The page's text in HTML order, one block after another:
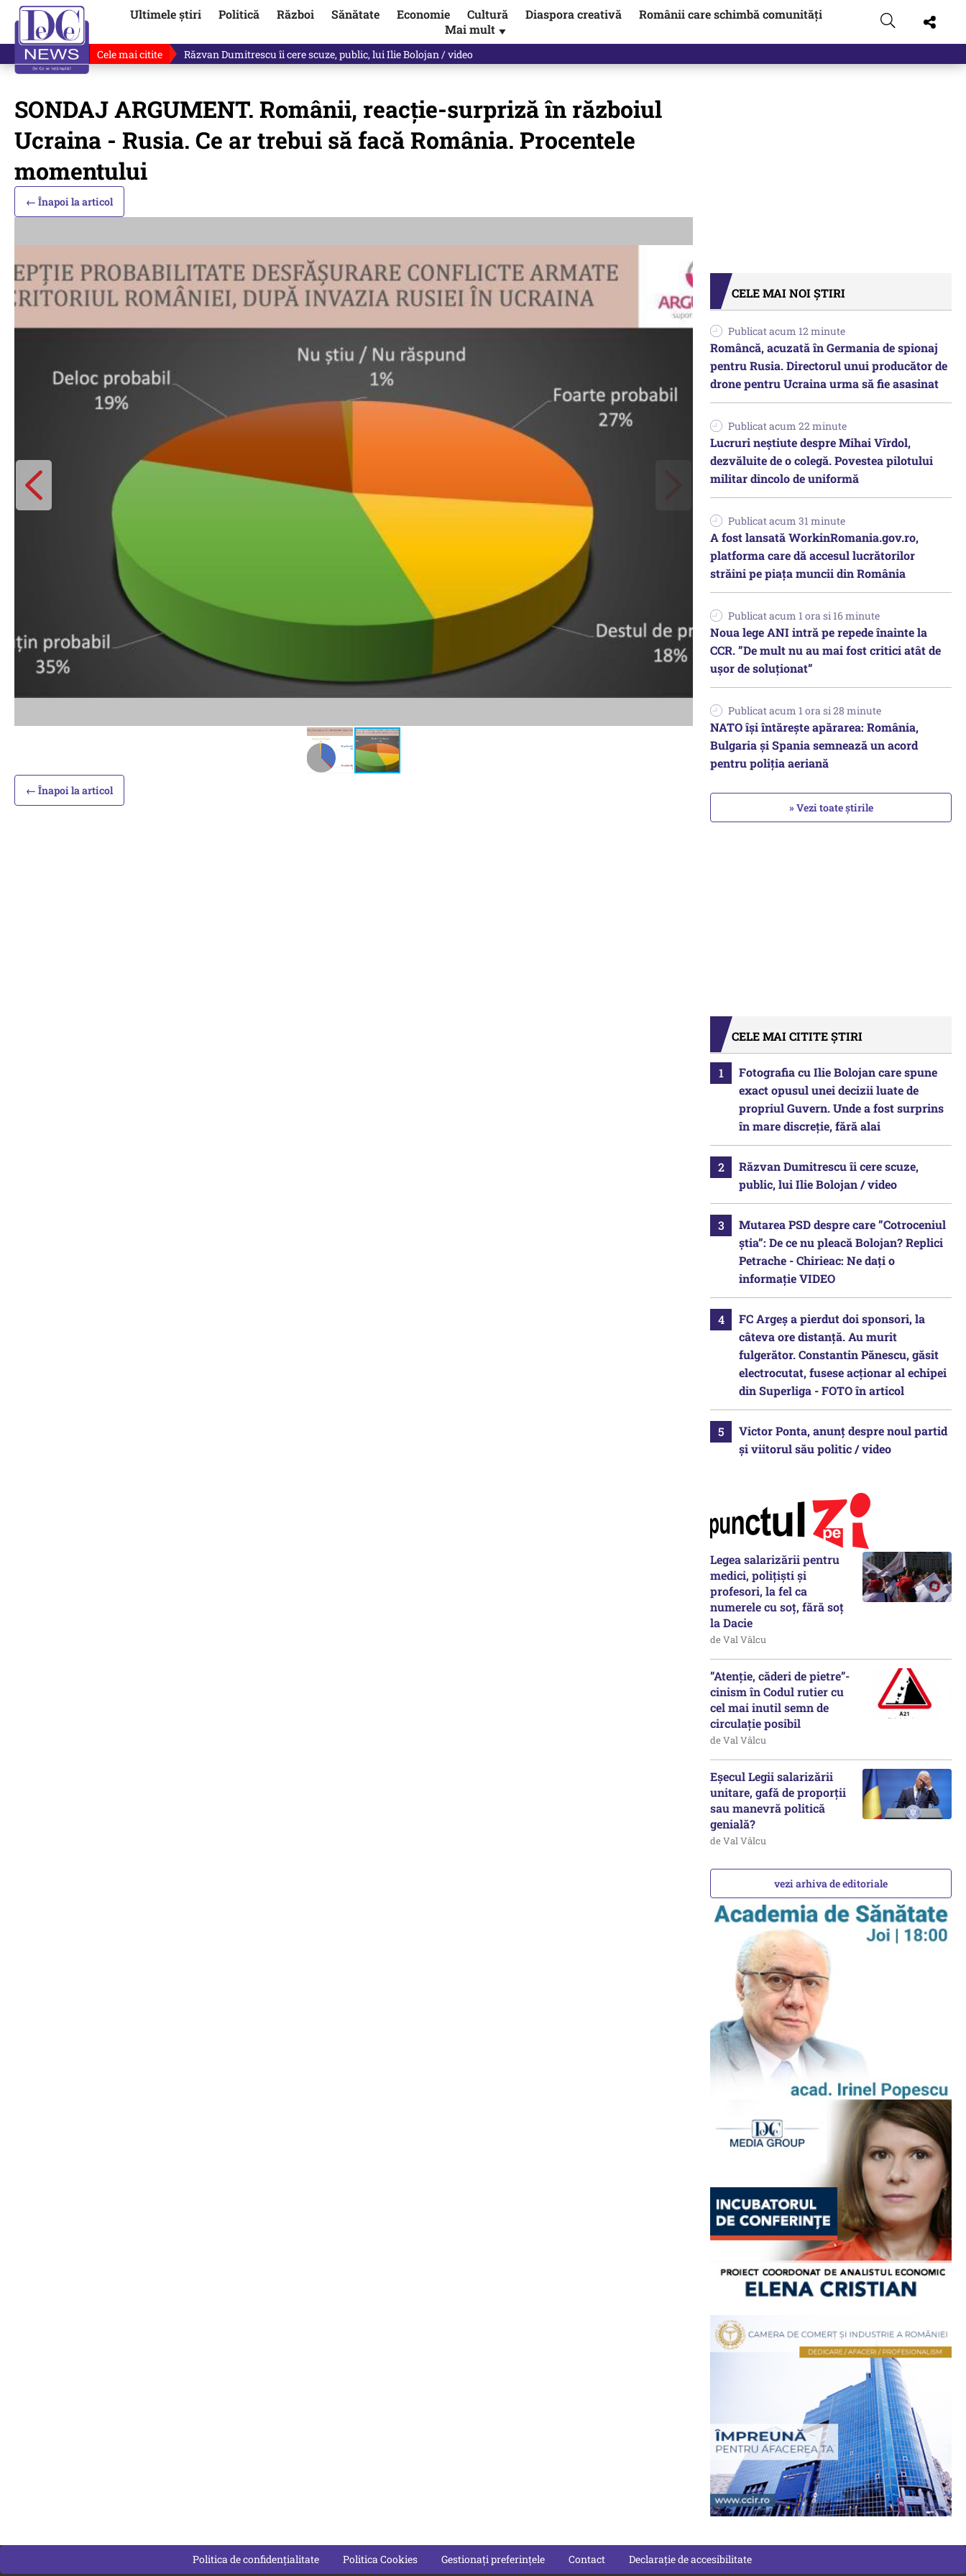
Ultimele știri Politică Război Sănătate Economie Cultură Diaspora creativă
Românii care schimbă comunități
Mai mult ▼
Cele mai citite Răzvan Dumitrescu îi cere scuze, public, lui Ilie Bolojan / video
SONDAJ ARGUMENT. Românii, reacție-surpriză în războiul
Ucraina - Rusia. Ce ar trebui să facă România. Procentele
momentului
← Înapoi la articol
← Înapoi la articol
CELE MAI NOI ȘTIRI
Publicat acum 12 minute
Româncă, acuzată în Germania de spionaj
pentru Rusia. Directorul unui producător de
drone pentru Ucraina urma să fie asasinat
Publicat acum 22 minute
Lucruri neștiute despre Mihai Vîrdol,
dezvăluite de o colegă. Povestea pilotului
militar dincolo de uniformă
Publicat acum 31 minute
A fost lansată WorkinRomania.gov.ro,
platforma care dă accesul lucrătorilor
străini pe piața muncii din România
Publicat acum 1 ora si 16 minute
Noua lege ANI intră pe repede înainte la
CCR. ”De mult nu au mai fost critici atât de
ușor de soluționat”
Publicat acum 1 ora si 28 minute
NATO își întărește apărarea: România,
Bulgaria și Spania semnează un acord
pentru poliția aeriană
» Vezi toate știrile
CELE MAI CITITE ȘTIRI
Fotografia cu Ilie Bolojan care spune
exact opusul unei decizii luate de
propriul Guvern. Unde a fost surprins
în mare discreție, fără alai
Răzvan Dumitrescu îi cere scuze,
public, lui Ilie Bolojan / video
Mutarea PSD despre care ”Cotroceniul
știa”: De ce nu pleacă Bolojan? Replici
Petrache - Chirieac: Ne dați o
informație VIDEO
FC Argeș a pierdut doi sponsori, la
câteva ore distanță. Au murit
fulgerător. Constantin Pănescu, găsit
electrocutat, fusese acționar al echipei
din Superliga - FOTO în articol
Victor Ponta, anunț despre noul partid
și viitorul său politic / video
Legea salarizării pentru
medici, polițiști și
profesori, la fel ca
numerele cu soț, fără soț
la Dacie
de Val Vâlcu
”Atenție, căderi de pietre”-
cinism în Codul rutier cu
cel mai inutil semn de
circulație posibil
de Val Vâlcu
Eșecul Legii salarizării
unitare, gafă de proporții
sau manevră politică
genială?
de Val Vâlcu
vezi arhiva de editoriale
Politica de confidențialitate Politica Cookies Gestionați preferințele Contact Declarație de accesibilitate